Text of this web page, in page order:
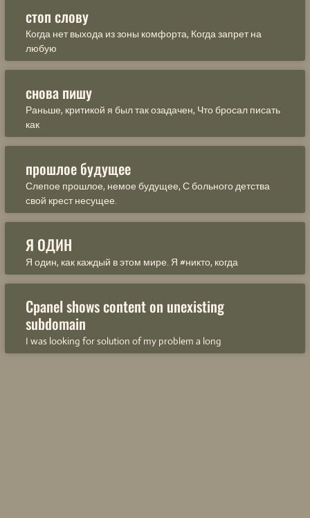
стоп слову
Когда нет выхода из зоны комфорта, Когда запрет на
любую
снова пишу
Раньше, критикой я был так озадачен, Что бросал писать
как
прошлое будущее
Слепое прошлое, немое будущее, С больного детства
свой крест несущее.
Я ОДИН
Я один, как каждый в этом мире. Я #никто, когда
Cpanel shows content on unexisting
subdomain
I was looking for solution of my problem a long